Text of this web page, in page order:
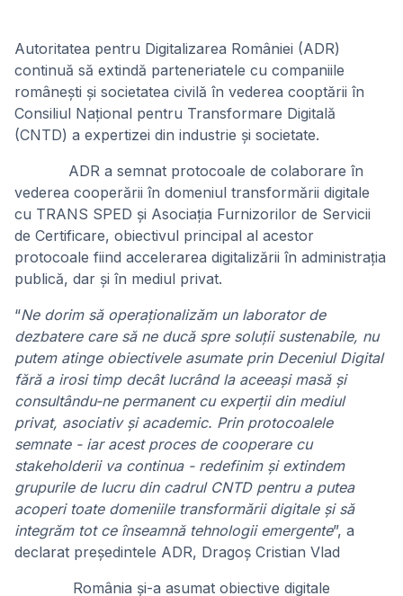
Autoritatea pentru Digitalizarea României (ADR)
continuă să extindă parteneriatele cu companiile
românești și societatea civilă în vederea cooptării în
Consiliul Național pentru Transformare Digitală
(CNTD) a expertizei din industrie și societate.
ADR a semnat protocoale de colaborare în
vederea cooperării în domeniul transformării digitale
cu TRANS SPED și Asociația Furnizorilor de Servicii
de Certificare, obiectivul principal al acestor
protocoale fiind accelerarea digitalizării în administrația
publică, dar și în mediul privat.
“Ne dorim să operaționalizăm un laborator de
dezbatere care să ne ducă spre soluții sustenabile, nu
putem atinge obiectivele asumate prin Deceniul Digital
fără a irosi timp decât lucrând la aceeași masă și
consultându-ne permanent cu experții din mediul
privat, asociativ și academic. Prin protocoalele
semnate - iar acest proces de cooperare cu
stakeholderii va continua - redefinim și extindem
grupurile de lucru din cadrul CNTD pentru a putea
acoperi toate domeniile transformării digitale și să
integrăm tot ce înseamnă tehnologii emergente”, a
declarat președintele ADR, Dragoș Cristian Vlad
România și-a asumat obiective digitale